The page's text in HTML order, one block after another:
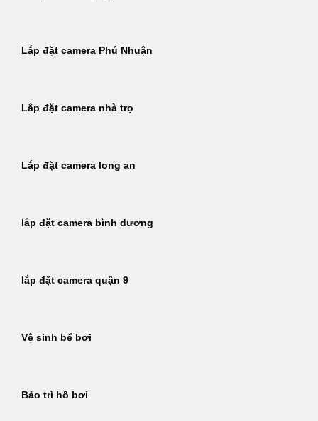
Lắp đặt camera Phú Nhuận
Lắp đặt camera nhà trọ
Lắp đặt camera long an
lắp đặt camera bình dương
lắp đặt camera quận 9
Vệ sinh bể bơi
Bảo trì hồ bơi